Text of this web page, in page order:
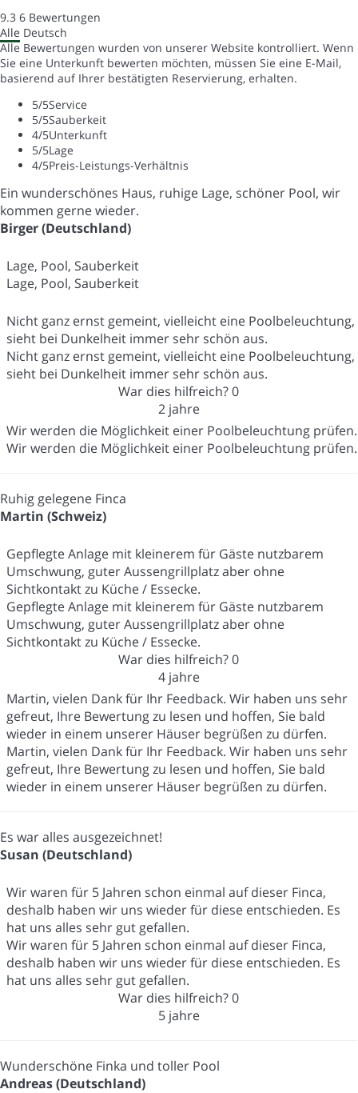
9.3 6 Bewertungen
Alle Deutsch
Alle Bewertungen wurden von unserer Website kontrolliert. Wenn
Sie eine Unterkunft bewerten möchten, müssen Sie eine E-Mail,
basierend auf Ihrer bestätigten Reservierung, erhalten.
5/5Service
5/5Sauberkeit
4/5Unterkunft
5/5Lage
4/5Preis-Leistungs-Verhältnis
Ein wunderschönes Haus, ruhige Lage, schöner Pool, wir
kommen gerne wieder.
Birger (Deutschland)
Lage, Pool, Sauberkeit
Lage, Pool, Sauberkeit
Nicht ganz ernst gemeint, vielleicht eine Poolbeleuchtung,
sieht bei Dunkelheit immer sehr schön aus.
Nicht ganz ernst gemeint, vielleicht eine Poolbeleuchtung,
sieht bei Dunkelheit immer sehr schön aus.
War dies hilfreich?0
2 jahre
Wir werden die Möglichkeit einer Poolbeleuchtung prüfen.
Wir werden die Möglichkeit einer Poolbeleuchtung prüfen.
Ruhig gelegene Finca
Martin (Schweiz)
Gepflegte Anlage mit kleinerem für Gäste nutzbarem
Umschwung, guter Aussengrillplatz aber ohne
Sichtkontakt zu Küche / Essecke.
Gepflegte Anlage mit kleinerem für Gäste nutzbarem
Umschwung, guter Aussengrillplatz aber ohne
Sichtkontakt zu Küche / Essecke.
War dies hilfreich?0
4 jahre
Martin, vielen Dank für Ihr Feedback. Wir haben uns sehr
gefreut, Ihre Bewertung zu lesen und hoffen, Sie bald
wieder in einem unserer Häuser begrüßen zu dürfen.
Martin, vielen Dank für Ihr Feedback. Wir haben uns sehr
gefreut, Ihre Bewertung zu lesen und hoffen, Sie bald
wieder in einem unserer Häuser begrüßen zu dürfen.
Es war alles ausgezeichnet!
Susan (Deutschland)
Wir waren für 5 Jahren schon einmal auf dieser Finca,
deshalb haben wir uns wieder für diese entschieden. Es
hat uns alles sehr gut gefallen.
Wir waren für 5 Jahren schon einmal auf dieser Finca,
deshalb haben wir uns wieder für diese entschieden. Es
hat uns alles sehr gut gefallen.
War dies hilfreich?0
5 jahre
Wunderschöne Finka und toller Pool
Andreas (Deutschland)